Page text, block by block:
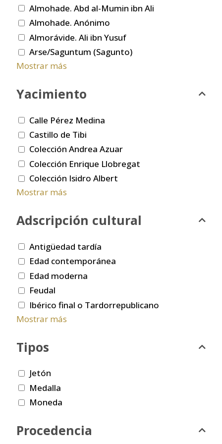
Almohade. Abd al-Mumin ibn Ali
Almohade. Anónimo
Almorávide. Ali ibn Yusuf
Arse/Saguntum (Sagunto)
Mostrar más
Yacimiento
Calle Pérez Medina
Castillo de Tibi
Colección Andrea Azuar
Colección Enrique Llobregat
Colección Isidro Albert
Mostrar más
Adscripción cultural
Antigüedad tardía
Edad contemporánea
Edad moderna
Feudal
Ibérico final o Tardorrepublicano
Mostrar más
Tipos
Jetón
Medalla
Moneda
Procedencia